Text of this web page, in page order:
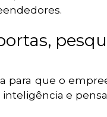
para que o
inteligência e